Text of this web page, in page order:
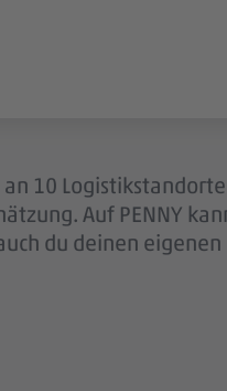
10
Auf PENNY
du deinen eigenen